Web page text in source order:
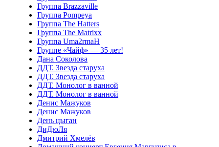
Группа Brazzaville
Группа Pompeya
Группа The Hatters
Группа The Matrixx
Группа Uma2rmaH
Группе «Чайф» — 35 лет!
Дана Соколова
ДДТ. Звезда старуха
ДДТ. Звезда старуха
ДДТ. Монолог в ванной
ДДТ. Монолог в ванной
Денис Мажуков
Денис Мажуков
День цыган
ДиДюЛя
Дмитрий Хмелёв